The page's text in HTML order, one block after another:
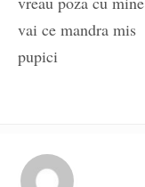
vai ce mandra mis
pupici